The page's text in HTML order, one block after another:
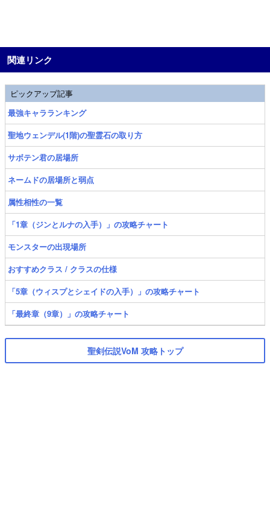
関連リンク
ピックアップ記事
最強キャラランキング
聖地ウェンデル(1階)の聖霊石の取り方
サボテン君の居場所
ネームドの居場所と弱点
属性相性の一覧
「1章（ジンとルナの入手）」の攻略チャート
モンスターの出現場所
おすすめクラス / クラスの仕様
「5章（ウィスプとシェイドの入手）」の攻略チャート
「最終章（9章）」の攻略チャート
聖剣伝説VoM 攻略トップ